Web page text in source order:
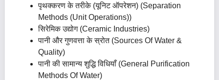
पृथक्करण के तरीके (यूनिट ऑपरेशन) (Separation
Methods (Unit Operations))
सिरेमिक उद्योग (Ceramic Industries)
पानी और गुणवत्ता के स्रोत (Sources Of Water &
Quality)
पानी की सामान्य शुद्धि विधियाँ (General Purification
Methods Of Water)